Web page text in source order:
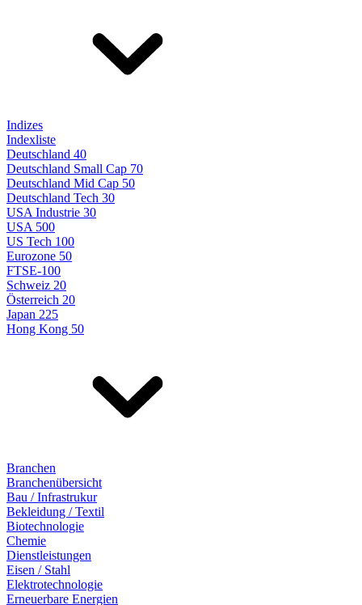
Indizes
Indexliste
Deutschland 40
Deutschland Small Cap 70
Deutschland Mid Cap 50
Deutschland Tech 30
USA Industrie 30
USA 500
US Tech 100
Eurozone 50
FTSE-100
Schweiz 20
Österreich 20
Japan 225
Hong Kong 50
Branchen
Branchenübersicht
Bau / Infrastrukur
Bekleidung / Textil
Biotechnologie
Chemie
Dienstleistungen
Eisen / Stahl
Elektrotechnologie
Erneuerbare Energien